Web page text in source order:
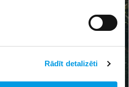
Rādīt detalizēti